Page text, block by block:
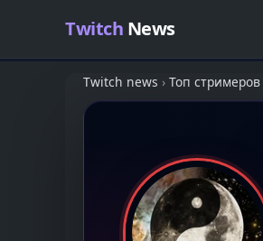
Twitch News
Twitch news › Топ стримеров